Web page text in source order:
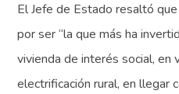
El Jefe de Estado resaltó
por ser “la que más ha
vivienda de interés social, en
electrificación rural, en llegar